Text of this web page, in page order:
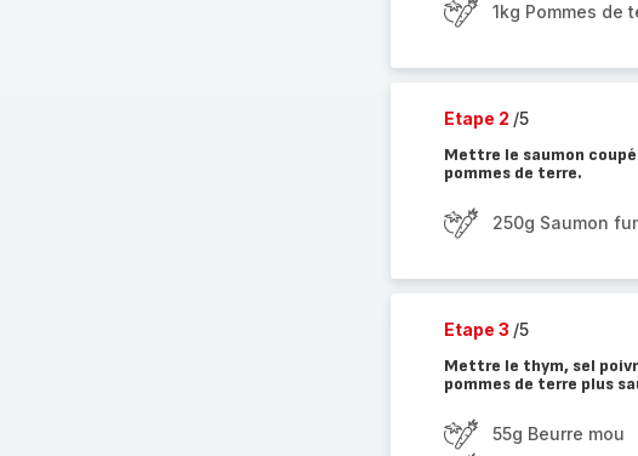
1kg Pommes de
Etape 2 /5
Mettre le saumon
pommes de terre.
250g Saumon
Etape 3 /5
Mettre le thym, sel
pommes de terre plus
55g Beurre mou